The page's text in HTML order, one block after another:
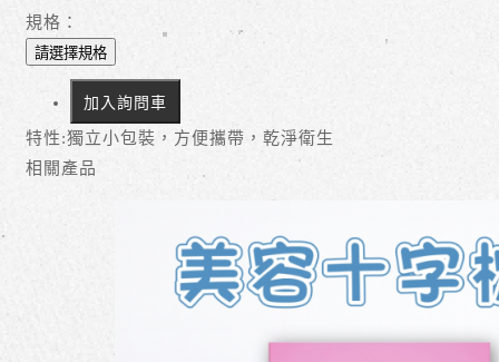
規格：
請選擇規格
加入詢問車
特性:獨立小包裝，方便攜帶，乾淨衛生
相關產品